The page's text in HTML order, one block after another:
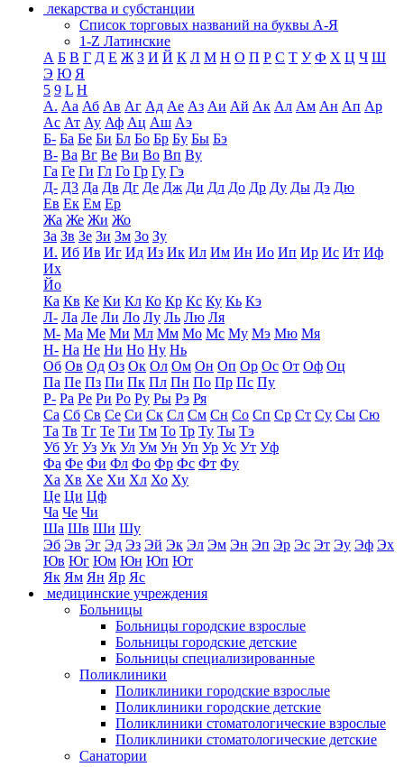
лекарства и субстанции
Список торговых названий на буквы А-Я
1-Z Латинские
А Б В Г Д Е Ж З И Й К Л М Н О П Р С Т У Ф Х Ц Ч Ш
Э Ю Я
5 9 L H
А. Аа Аб Ав Аг Ад Ае Аз Аи Ай Ак Ал Ам Ан Ап Ар
Ас Ат Ау Аф Ац Аш Аэ
Б- Ба Бе Би Бл Бо Бр Бу Бы Бэ
В- Ва Вг Ве Ви Во Вп Ву
Га Ге Ги Гл Го Гр Гу Гэ
Д- Д3 Да Дв Дг Де Дж Ди Дл До Др Ду Ды Дэ Дю
Ев Ек Ем Ер
Жа Же Жи Жо
За Зв Зе Зи Зм Зо Зу
И. Иб Ив Иг Ид Из Ик Ил Им Ин Ио Ип Ир Ис Ит Иф
Их
Йо
Ка Кв Ке Ки Кл Ко Кр Кс Ку Кь Кэ
Л- Ла Ле Ли Ло Лу Ль Лю Ля
М- Ма Ме Ми Мл Мм Мо Мс Му Мэ Мю Мя
Н- На Не Ни Но Ну Нь
Об Ов Од Оз Ок Ол Ом Он Оп Ор Ос От Оф Оц
Па Пе Пз Пи Пк Пл Пн По Пр Пс Пу
Р- Ра Ре Ри Ро Ру Ры Рэ Ря
Са Сб Св Се Си Ск Сл См Сн Со Сп Ср Ст Су Сы Сю
Та Тв Тг Те Ти Тм То Тр Ту Ты Тэ
Уб Уг Уз Ук Ул Ум Ун Уп Ур Ус Ут Уф
Фа Фе Фи Фл Фо Фр Фс Фт Фу
Ха Хв Хе Хи Хл Хо Ху
Це Ци Цф
Ча Че Чи
Ша Шв Ши Шу
Эб Эв Эг Эд Эз Эй Эк Эл Эм Эн Эп Эр Эс Эт Эу Эф Эх
Юв Юг Юм Юн Юп Ют
Як Ям Ян Яр Яс
медицинские учреждения
Больницы
Больницы городские взрослые
Больницы городские детские
Больницы специализированные
Поликлиники
Поликлиники городские взрослые
Поликлиники городские детские
Поликлиники стоматологические взрослые
Поликлиники стоматологические детские
Санатории